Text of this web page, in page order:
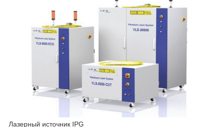
Лазерный источник IPG